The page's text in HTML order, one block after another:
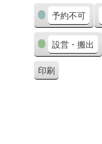
へ
へ
カ
テ
ゴ
リ
ー
予約不可
設営・搬出
印刷